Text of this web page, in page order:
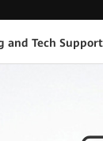
and Tech Support